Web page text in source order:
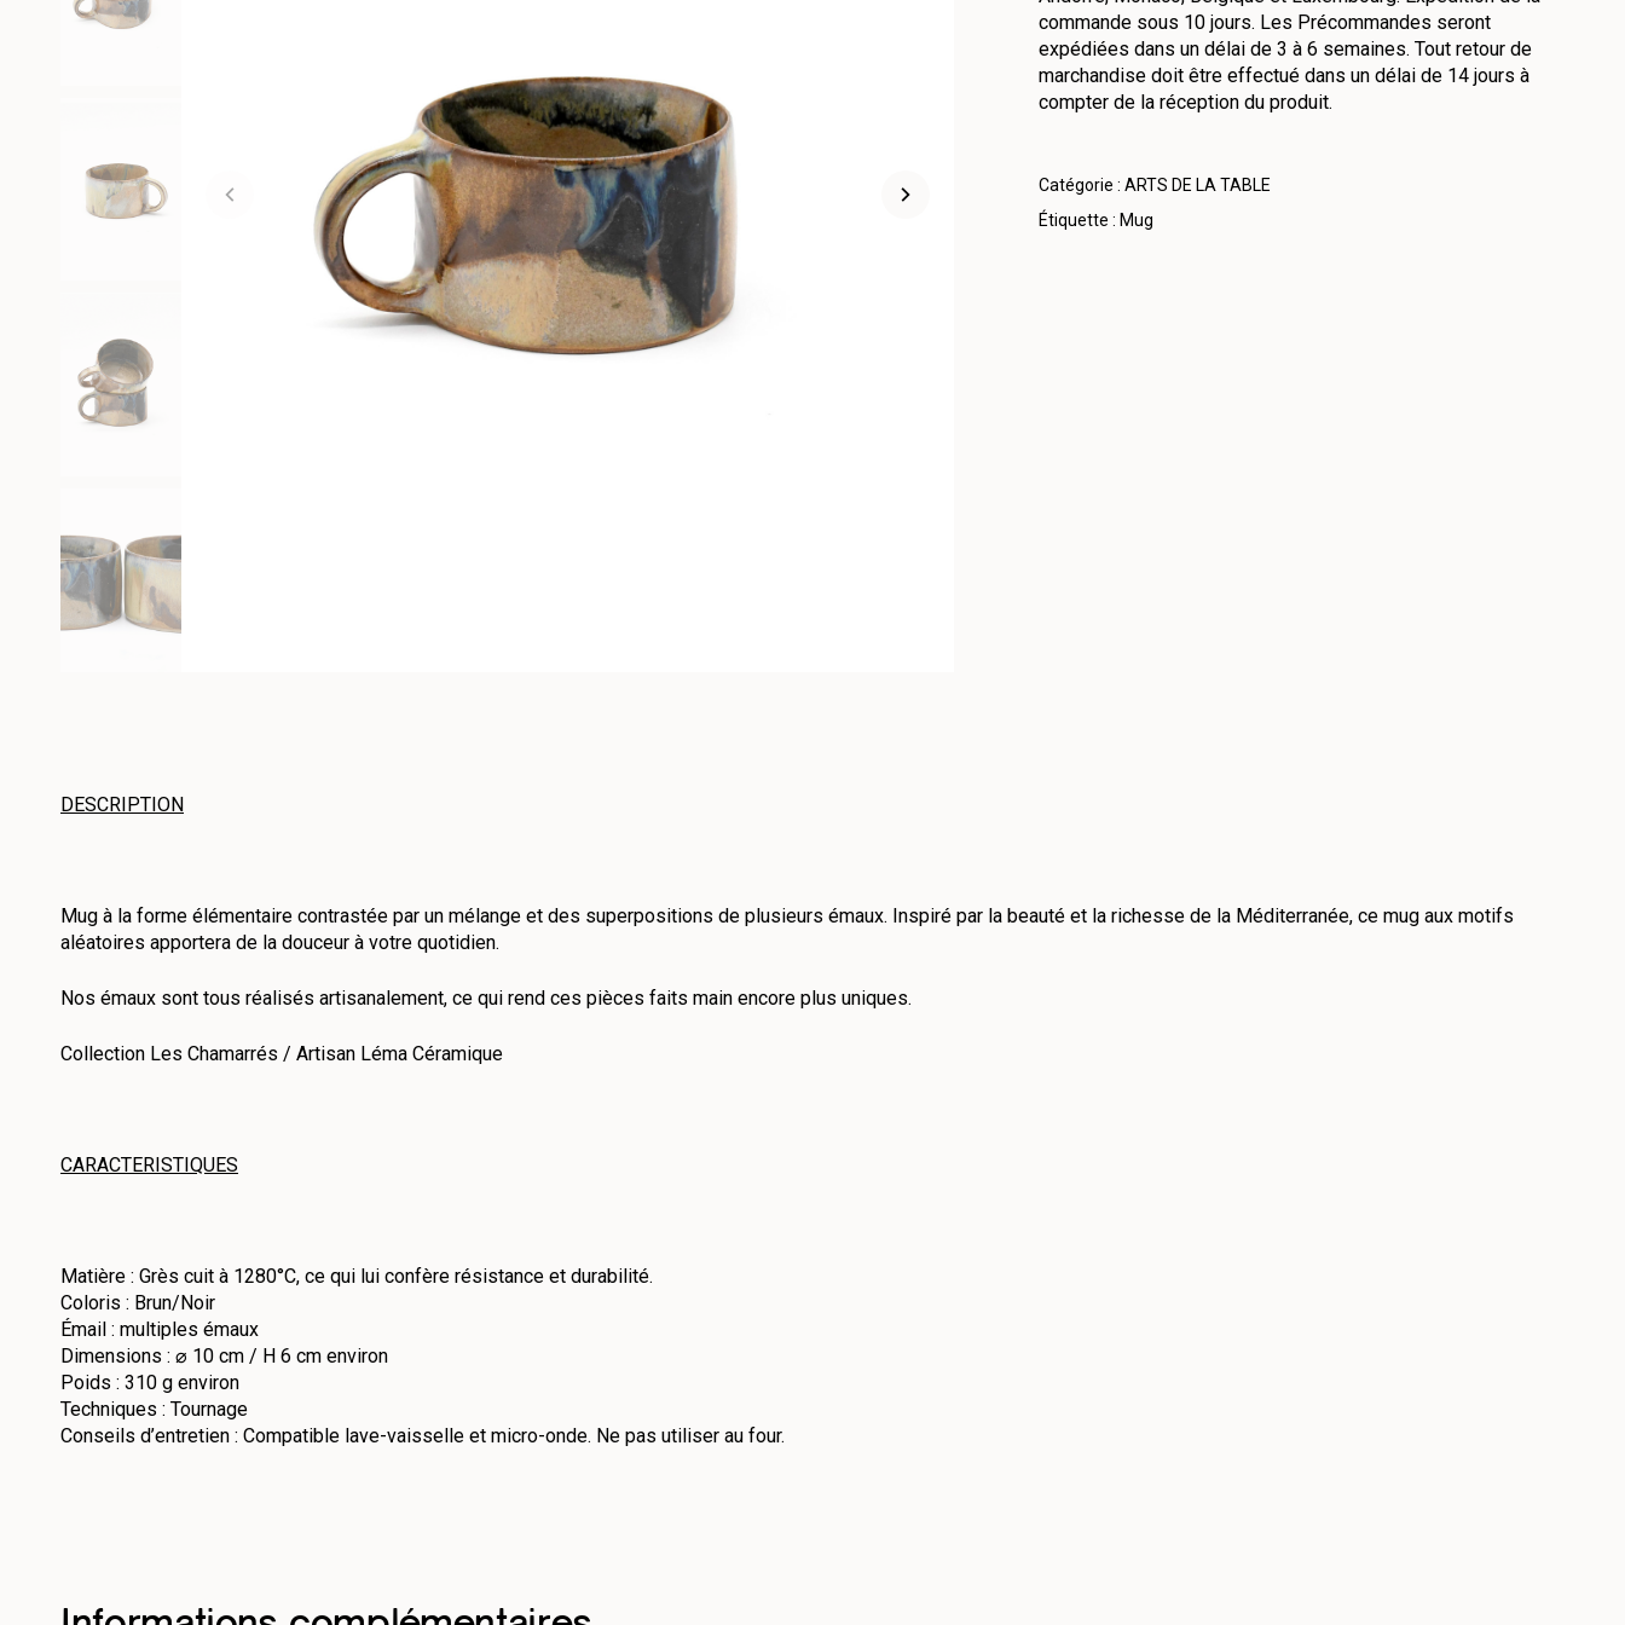
commande sous 10 jours. Les Précommandes seront
expédiées dans un délai de 3 à 6 semaines. Tout retour de
marchandise doit être effectué dans un délai de 14 jours à
compter de la réception du produit.
Catégorie : ARTS DE LA TABLE
Étiquette : Mug
DESCRIPTION
Mug à la forme élémentaire contrastée par un mélange et des superpositions de plusieurs émaux. Inspiré par la beauté et la richesse de la Méditerranée, ce mug aux motifs
aléatoires apportera de la douceur à votre quotidien.
Nos émaux sont tous réalisés artisanalement, ce qui rend ces pièces faits main encore plus uniques.
Collection Les Chamarrés / Artisan Léma Céramique
CARACTERISTIQUES
Matière : Grès cuit à 1280°C, ce qui lui confère résistance et durabilité.
Coloris : Brun/Noir
Émail : multiples émaux
Dimensions : ⌀ 10 cm / H 6 cm environ
Poids : 310 g environ
Techniques : Tournage
Conseils d’entretien : Compatible lave-vaisselle et micro-onde. Ne pas utiliser au four.